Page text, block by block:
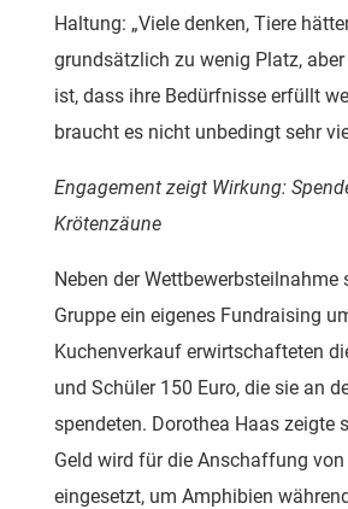
Haltung: „Viele denken, Tiere
grundsätzlich zu wenig Platz,
ist, dass ihre Bedürfnisse erfüllt
braucht es nicht unbedingt sehr
Engagement zeigt Wirkung:
Krötenzäune
Neben der Wettbewerbsteilnahme
Gruppe ein eigenes Fundraising
Kuchenverkauf erwirtschafteten
und Schüler 150 Euro, die sie an
spendeten. Dorothea Haas zeigte
Geld wird für die Anschaffung
eingesetzt, um Amphibien